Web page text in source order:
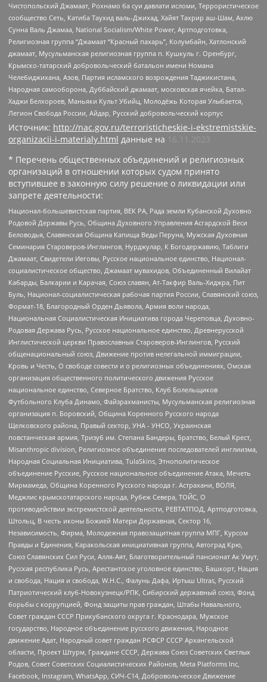
Чистопольский Джамаат, Рохнамо ба суи давлати исломи, Террористическое
сообщество Сеть, Катиба Таухид валь-Джихад, Хайят Тахрир аш-Шам, Ахлю
Сунна Валь Джамаа, National Socialism/White Power, Артподготовка,
Религиозная группа “Джамаат “Красный пахарь”, Колумбайн, Хатлонский
джамаат, Мусульманская религиозная группа п. Кушкуль г. Оренбург,
Крымско-татарский добровольческий батальон имени Номана
Челебиджихана, Азов, Партия исламского возрождения Таджикистана,
Народная самооборона, Дуббайский джамаат, московская ячейка, Батал-
Хаджи Белхороев, Маньяки Культ Убийц, Молодёжь Которая Улыбается,
Легион Свобода России, Айдар, Русский добровольческий корпус
Источник: http://nac.gov.ru/terroristicheskie-i-ekstremistskie-
organizacii-i-materialy.html данные на
16.11.2023
* Перечень общественных объединений и религиозных
организаций в отношении которых судом принято
вступившее в законную силу решение о ликвидации или
запрете деятельности:
Национал-большевистская партия, ВЕК РА, Рада земли Кубанской Духовно
Родовой Державы Русь, Община Духовного Управления Асгардской Веси
Беловодья, Славянская Община Капища Веды Перуна, Мужская Духовная
Семинария Староверов-Инглингов, Нурджулар, К Богодержавию, Таблиги
Джамаат, Свидетели Иеговы, Русское национальное единство, Национал-
социалистическое общество, Джамаат мувахидов, Объединенный Вилайат
Кабарды, Балкарии и Карачая, Союз славян, Ат-Такфир Валь-Хиджра, Пит
Буль, Национал-социалистическая рабочая партия России, Славянский союз,
Формат-18, Благородный Орден Дьявола, Армия воли народа,
Национальная Социалистическая Инициатива города Череповца, Духовно-
Родовая Держава Русь, Русское национальное единство, Древнерусской
Инглистической церкви Православных Староверов-Инглингов, Русский
общенациональный союз, Движение против нелегальной иммиграции,
Кровь и Честь, О свободе совести и о религиозных объединениях, Омская
организация общественного политического движения Русское
национальное единство, Северное Братство, Клуб Болельщиков
Футбольного Клуба Динамо, Файзрахманисты, Мусульманская религиозная
организация п. Боровский, Община Коренного Русского народа
Щелковского района, Правый сектор, УНА - УНСО, Украинская
повстанческая армия, Тризуб им. Степана Бандеры, Братство, Белый Крест,
Misanthropic division, Религиозное объединение последователей инглиизма,
Народная Социальная Инициатива, TulaSkins, Этнополитическое
объединение Русские, Русское национальное объединение Атака, Мечеть
Мирмамеда, Община Коренного Русского народа г. Астрахани, ВОЛЯ,
Меджлис крымскотатарского народа, Рубеж Севера, ТОЙС, О
противодействии экстремистской деятельности, РЕВТАТПОД, Артподготовка,
Штольц, В честь иконы Божией Матери Державная, Сектор 16,
Независимость, Фирма, Молодежная правозащитная группа МПГ, Курсом
Правды и Единения, Каракольская инициативная группа, Автоград Крю,
Союз Славянских Сил Руси, Алля-Аят, Благотворительный пансионат Ак Умут,
Русская республика Русь, Арестантское уголовное единство, Башкорт, Нация
и свобода, Нация и свобода, W.H.С., Фалунь Дафа, Иртыш Ultras, Русский
Патриотический клуб-Новокузнецк/РПК, Сибирский державный союз, Фонд
борьбы с коррупцией, Фонд защиты прав граждан, Штабы Навального,
Совет граждан СССР Прикубанского округа г. Краснодара, Мужское
государство, Народное объединение русского движения, Народное
движение Адат, Народный совет граждан РСФСР СССР Архангельской
области, Проект Штурм, Граждане СССР, Держава Союз Советских Светлых
Родов, Совет Советских Социалистических Районов, Meta Platforms Inc,
Facebook, Instagram, WhatsApp, СИЧ-С14, Добровольческое Движение